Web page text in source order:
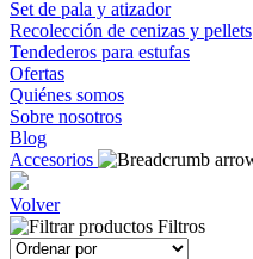
Set de pala y atizador
Recolección de cenizas y pellets
Tendederos para estufas
Ofertas
Quiénes somos
Sobre nosotros
Blog
Accesorios
Volver
Filtros